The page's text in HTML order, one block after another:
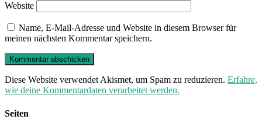
Website
Name, E-Mail-Adresse und Website in diesem Browser für
meinen nächsten Kommentar speichern.
Diese Website verwendet Akismet, um Spam zu reduzieren. Erfahre,
wie deine Kommentardaten verarbeitet werden.
Seiten